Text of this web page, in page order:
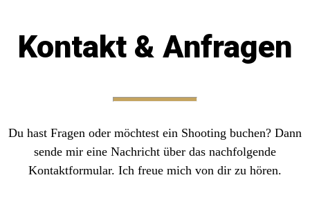
Kontakt & Anfragen
Du hast Fragen oder möchtest ein Shooting buchen? Dann
sende mir eine Nachricht über das nachfolgende
Kontaktformular. Ich freue mich von dir zu hören.